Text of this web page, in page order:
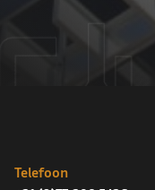
Telefoon